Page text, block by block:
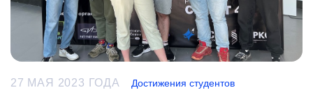
27 МАЯ 2023 ГОДА Достижения студентов